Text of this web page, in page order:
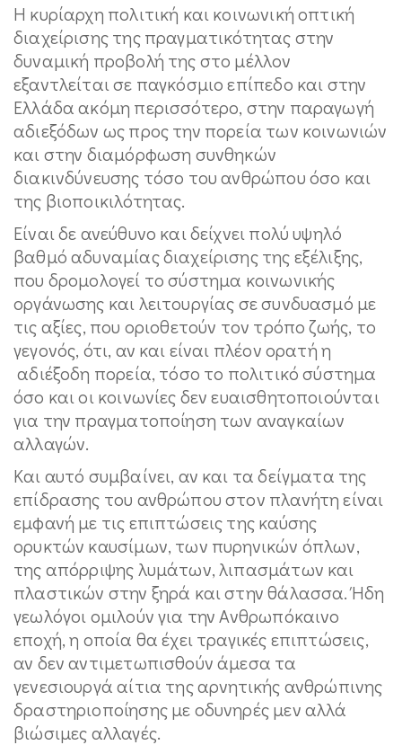
Η κυρίαρχη πολιτική και κοινωνική οπτική
διαχείρισης της πραγματικότητας στην
δυναμική προβολή της στο μέλλον
εξαντλείται σε παγκόσμιο επίπεδο και στην
Ελλάδα ακόμη περισσότερο, στην παραγωγή
αδιεξόδων ως προς την πορεία των κοινωνιών
και στην διαμόρφωση συνθηκών
διακινδύνευσης τόσο του ανθρώπου όσο και
της βιοποικιλότητας.
Είναι δε ανεύθυνο και δείχνει πολύ υψηλό
βαθμό αδυναμίας διαχείρισης της εξέλιξης,
που δρομολογεί το σύστημα κοινωνικής
οργάνωσης και λειτουργίας σε συνδυασμό με
τις αξίες, που οριοθετούν τον τρόπο ζωής, το
γεγονός, ότι, αν και είναι πλέον ορατή η
αδιέξοδη πορεία, τόσο το πολιτικό σύστημα
όσο και οι κοινωνίες δεν ευαισθητοποιούνται
για την πραγματοποίηση των αναγκαίων
αλλαγών.
Και αυτό συμβαίνει, αν και τα δείγματα της
επίδρασης του ανθρώπου στον πλανήτη είναι
εμφανή με τις επιπτώσεις της καύσης
ορυκτών καυσίμων, των πυρηνικών όπλων,
της απόρριψης λυμάτων, λιπασμάτων και
πλαστικών στην ξηρά και στην θάλασσα. Ήδη
γεωλόγοι ομιλούν για την Ανθρωπόκαινο
εποχή, η οποία θα έχει τραγικές επιπτώσεις,
αν δεν αντιμετωπισθούν άμεσα τα
γενεσιουργά αίτια της αρνητικής ανθρώπινης
δραστηριοποίησης με οδυνηρές μεν αλλά
βιώσιμες αλλαγές.